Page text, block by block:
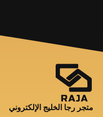
متجر رجا الخليج الإلكتروني